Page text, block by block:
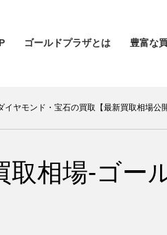
ゴールドプラザとは 豊富な
イヤモンド・宝石の買取【最新買取相場公
取相場-ゴー